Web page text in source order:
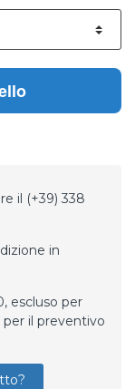
il (+39) 338
in
escluso per
il preventivo